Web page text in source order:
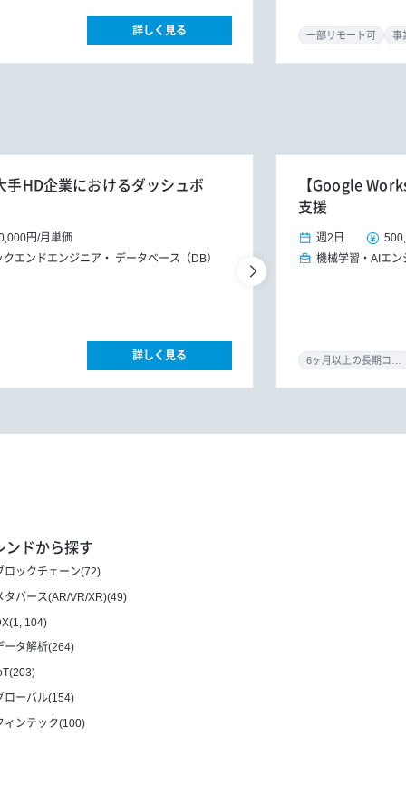
詳しく見る 一部リモート可 事
HD企業におけるダッシュボ
円/月単価
クエンドエンジニア
データベース（DB）
詳しく見る
【Google
支援
週2日
機械学習・AIエン
ンドから探す
ロックチェーン(72)
タバース(AR/VR/XR)(49)
104)
ータ解析(264)
ローバル(154)
ィンテック(100)